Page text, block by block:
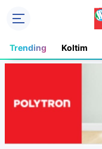
Trending Koltim